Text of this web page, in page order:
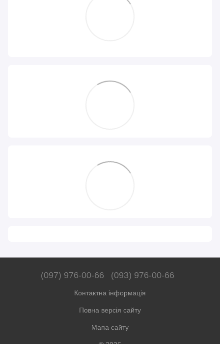
(097) 976-00-66 (093) 976-00-66
Контактна інформація
Повна версія сайту
Мапа сайту